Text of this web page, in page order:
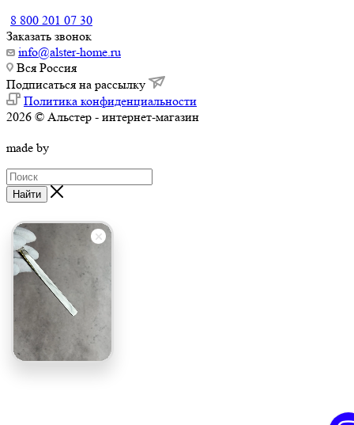
8 800 201 07 30
Заказать звонок
info@alster-home.ru
Вся Россия
Подписаться на рассылку
Политика конфиденциальности
2026 © Альстер - интернет-магазин
made by
Найти